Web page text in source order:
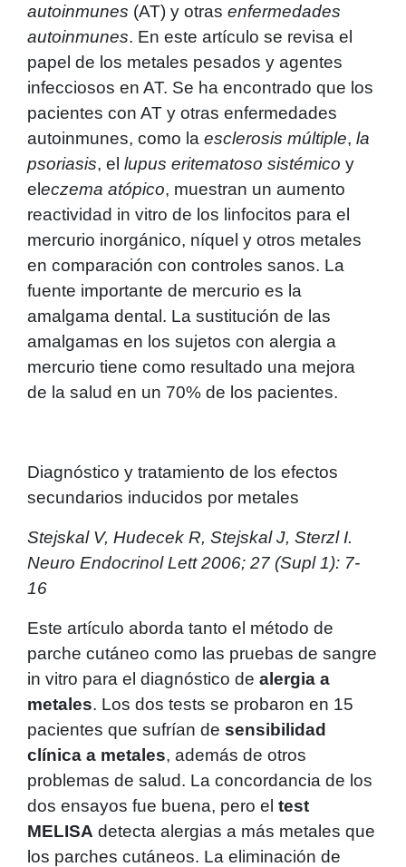
autoinmunes (AT) y otras enfermedades
autoinmunes. En este artículo se revisa el
papel de los metales pesados y agentes
infecciosos en AT. Se ha encontrado que los
pacientes con AT y otras enfermedades
autoinmunes, como la esclerosis múltiple, la
psoriasis, el lupus eritematoso sistémico y
el eczema atópico, muestran un aumento
reactividad in vitro de los linfocitos para el
mercurio inorgánico, níquel y otros metales
en comparación con controles sanos. La
fuente importante de mercurio es la
amalgama dental. La sustitución de las
amalgamas en los sujetos con alergia a
mercurio tiene como resultado una mejora
de la salud en un 70% de los pacientes.
Diagnóstico y tratamiento de los efectos
secundarios inducidos por metales
Stejskal V, Hudecek R, Stejskal J, Sterzl I.
Neuro Endocrinol Lett 2006; 27 (Supl 1): 7-
16
Este artículo aborda tanto el método de
parche cutáneo como las pruebas de sangre
in vitro para el diagnóstico de alergia a
metales. Los dos tests se probaron en 15
pacientes que sufrían de sensibilidad
clínica a metales, además de otros
problemas de salud. La concordancia de los
dos ensayos fue buena, pero el test
MELISA detecta alergias a más metales que
los parches cutáneos. La eliminación de